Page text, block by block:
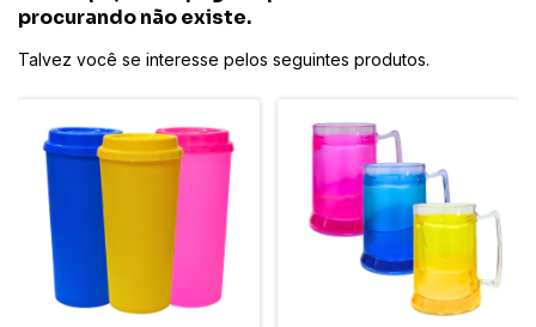
procurando não existe.
Talvez você se interesse pelos seguintes produtos.